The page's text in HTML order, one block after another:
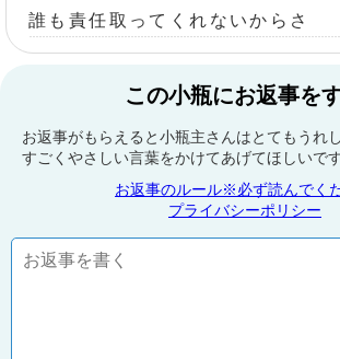
誰も責任取ってくれないからさ
この小瓶にお返事を
お返事がもらえると小瓶主さんはとてもうれ
すごくやさしい言葉をかけてあげてほしいで
お返事のルール※必ず読んでく
プライバシーポリシー